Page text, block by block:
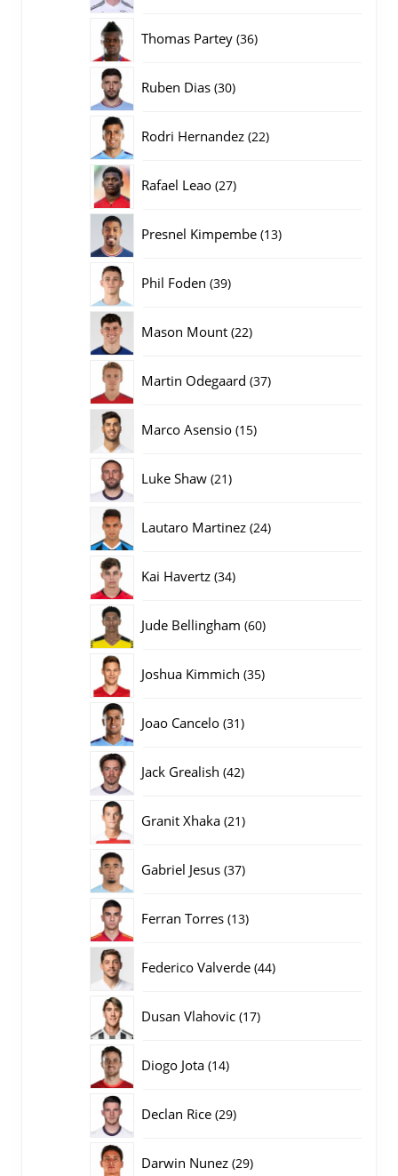
Thomas Partey 3636
Ruben Dias 3030
Rodri Hernandez 2222
Rafael Leao 2727
Presnel Kimpembe 1313
Phil Foden 3939
Mason Mount 2222
Martin Odegaard 3737
Marco Asensio 1515
Luke Shaw 2121
Lautaro Martinez 2424
Kai Havertz 3434
Jude Bellingham 6060
Joshua Kimmich 3535
Joao Cancelo 3131
Jack Grealish 4242
Granit Xhaka 2121
Gabriel Jesus 3737
Ferran Torres 1313
Federico Valverde 4444
Dusan Vlahovic 1717
Diogo Jota 1414
Declan Rice 2929
Darwin Nunez 2929